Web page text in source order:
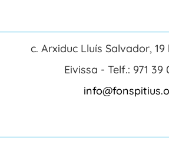
c. Arxiduc Lluís Salvador,
Eivissa - Telf.: 971 39